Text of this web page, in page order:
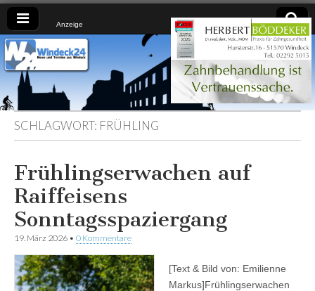
Anzeige
Windeck24
Nachrichten
aus dem
Ländchen
für das
Ländchen
SCHLAGWORT: FRÜHLING
Frühlingserwachen auf
Raiffeisens
Sonntagsspaziergang
19. März 2026 • 0 Kommentare
[Text & Bild von: Emilienne
Markus]Frühlingserwachen